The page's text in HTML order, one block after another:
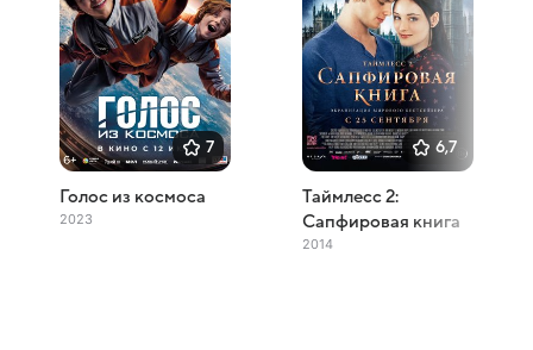
7
Голос из космоса
2023
6,7
Таймлесс 2:
Сапфировая книга
2014